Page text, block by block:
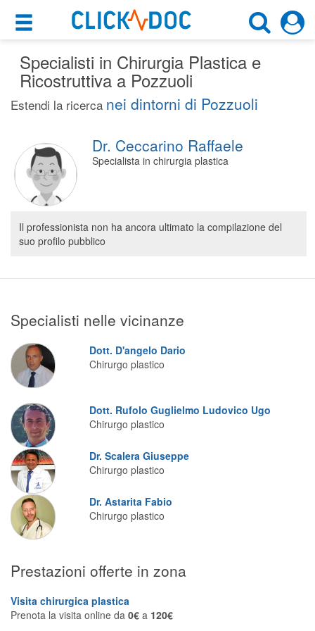
×
Motore di ricerca
×
Cerca uno specialista
Pozzuoli (NA)
Cosa possiamo offrirti
Per i pazienti
Prenota una visita
Ricerca specialisti
Consulti online
(su medicitalia.it)
Per gli specialisti
Prenotazioni online
Teleconsulto
Specialisti in Chirurgia Plastica e
Ricostruttiva a Pozzuoli
Estendi la ricerca nei dintorni di Pozzuoli
Dr. Ceccarino Raffaele
Specialista in chirurgia plastica
Il professionista non ha ancora ultimato la compilazione del
suo profilo pubblico
Specialisti nelle vicinanze
Dott. D'angelo Dario
Chirurgo plastico
Dott. Rufolo Guglielmo Ludovico Ugo
Chirurgo plastico
Dr. Scalera Giuseppe
Chirurgo plastico
Dr. Astarita Fabio
Chirurgo plastico
Prestazioni offerte in zona
Visita chirurgica plastica
Prenota la visita online da 0€ a 120€